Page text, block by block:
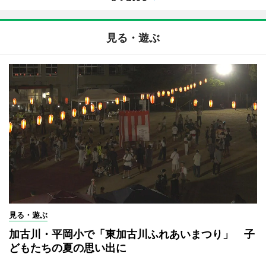
見る・遊ぶ
見る・遊ぶ
加古川・平岡小で「東加古川ふれあいまつり」 子
どもたちの夏の思い出に